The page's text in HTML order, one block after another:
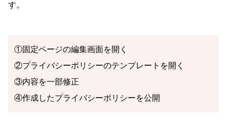
す。
①固定ページの編集画面を開く
②プライバシーポリシーのテンプレートを開く
③内容を一部修正
④作成したプライバシーポリシーを公開